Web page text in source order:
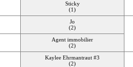
Sticky
(1)
Jo
(2)
Agent immobilier
(2)
Kaylee Ehrmantraut #3
(2)